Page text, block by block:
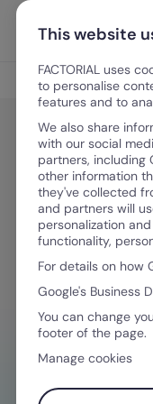
Vai al contenuto
Gestione
Gestione Finanziaria
Rimborso
calcolarlo e
29 Maggio, 2026·9
HAI
FINANZIARIA?
This website
FACTORIAL uses
to personalise
features and to
We also share
with our social
partners, including
other information
they've collected
and partners will
personalization
functionality,
For details on how
Google's Business
You can change
footer of the page.
Manage cookies